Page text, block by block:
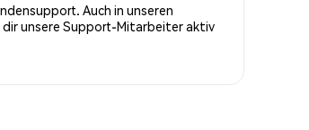
Auch in unseren
dir unsere Support-Mitarbeiter aktiv